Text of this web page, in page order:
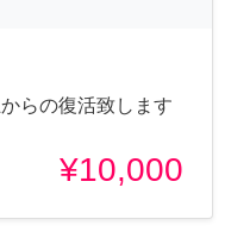
らの復活致します
¥10,000